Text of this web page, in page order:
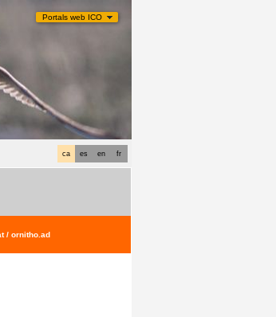
Portals web ICO
fr
en
es
ca
/ ornitho.ad